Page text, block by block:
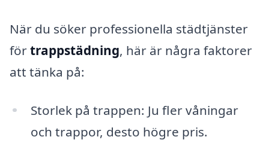
När du söker professionella städtjänster
förtrappstädning, här är några faktorer
att tänka på:
Storlek på trappen: Ju fler våningar
och trappor, desto högre pris.